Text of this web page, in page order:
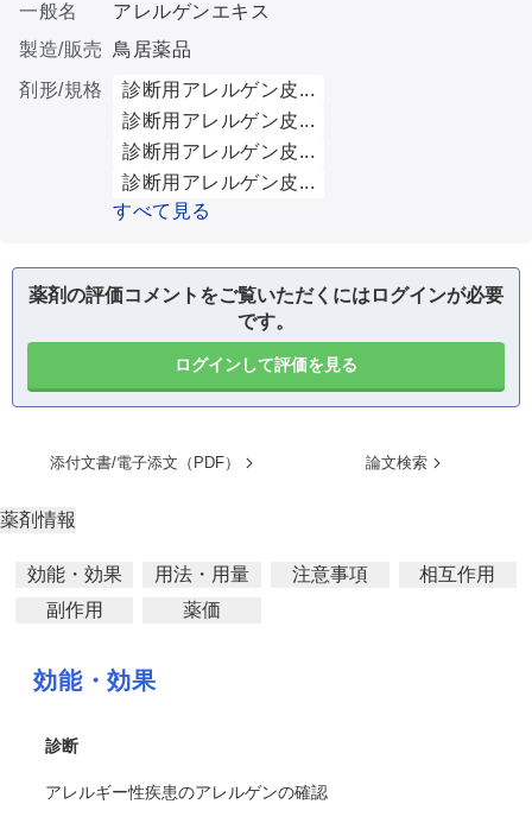
一般名
アレルゲンエキス
製造/販売
鳥居薬品
剤形/規格
診断用アレルゲン皮...
診断用アレルゲン皮...
診断用アレルゲン皮...
診断用アレルゲン皮...
すべて見る
薬剤の評価コメントをご覧いただくにはログインが必要
です。
ログインして評価を見る
添付文書/電子添文（PDF） 論文検索
薬剤情報
効能・効果 用法・用量 注意事項
相互作用
副作用
薬価
効能・効果
診断
アレルギー性疾患のアレルゲンの確認